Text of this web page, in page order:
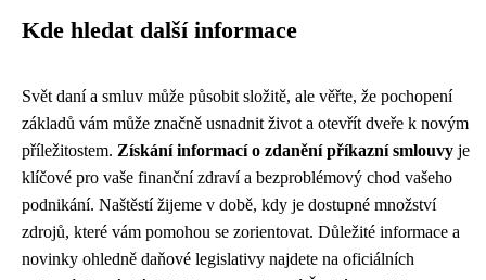
Kde hledat další informace
Svět daní a smluv může působit složitě, ale věřte, že pochopení
základů vám může značně usnadnit život a otevřít dveře k novým
příležitostem. Získání informací o zdanění příkazní smlouvy je
klíčové pro vaše finanční zdraví a bezproblémový chod vašeho
podnikání. Naštěstí žijeme v době, kdy je dostupné množství
zdrojů, které vám pomohou se zorientovat. Důležité informace a
novinky ohledně daňové legislativy najdete na oficiálních